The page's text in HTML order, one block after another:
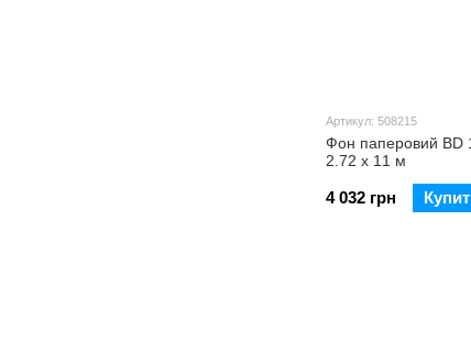
Артикул: 508215
Фон паперовий BD
2.72 х 11 м
4 032 грн